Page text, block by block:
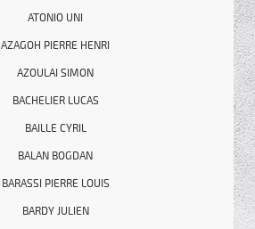
ATONIO UNI
AZAGOH PIERRE HENRI
AZOULAI SIMON
BACHELIER LUCAS
BAILLE CYRIL
BALAN BOGDAN
BARASSI PIERRE LOUIS
BARDY JULIEN